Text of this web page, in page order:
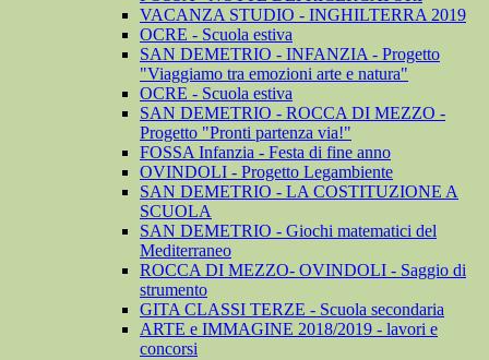
VACANZA STUDIO - INGHILTERRA 2019
OCRE - Scuola estiva
SAN DEMETRIO - INFANZIA - Progetto
"Viaggiamo tra emozioni arte e natura"
OCRE - Scuola estiva
SAN DEMETRIO - ROCCA DI MEZZO -
Progetto "Pronti partenza via!"
FOSSA Infanzia - Festa di fine anno
OVINDOLI - Progetto Legambiente
SAN DEMETRIO - LA COSTITUZIONE A
SCUOLA
SAN DEMETRIO - Giochi matematici del
Mediterraneo
ROCCA DI MEZZO- OVINDOLI - Saggio di
strumento
GITA CLASSI TERZE - Scuola secondaria
ARTE e IMMAGINE 2018/2019 - lavori e
concorsi